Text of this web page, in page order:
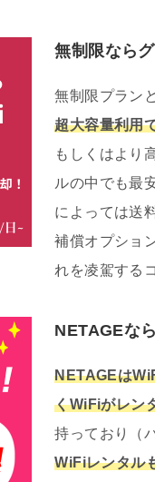
無制限なら
無制限プラン
超大容量利用
もしくはより
ルの中でも最
によっては送
補償オプショ
れを凌駕する
NETAGEな
NETAGEは
くWiFiがレン
持っており（
WiFiレンタル